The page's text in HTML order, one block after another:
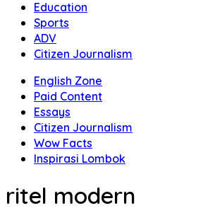
Education
Sports
ADV
Citizen Journalism
English Zone
Paid Content
Essays
Citizen Journalism
Wow Facts
Inspirasi Lombok
ritel modern